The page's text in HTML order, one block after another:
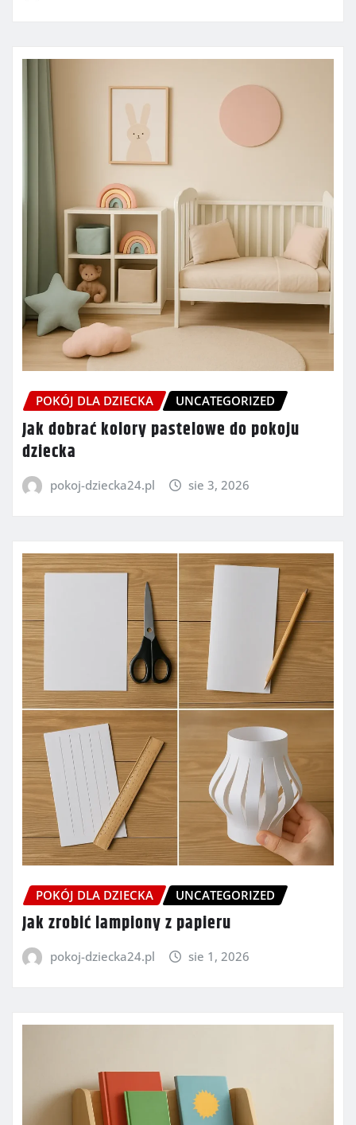
POKÓJ DLA DZIECKA UNCATEGORIZED
Jak dobrać kolory pastelowe do pokoju
dziecka
pokoj-dziecka24.pl sie 3, 2026
POKÓJ DLA DZIECKA UNCATEGORIZED
Jak zrobić lampiony z papieru
pokoj-dziecka24.pl sie 1, 2026